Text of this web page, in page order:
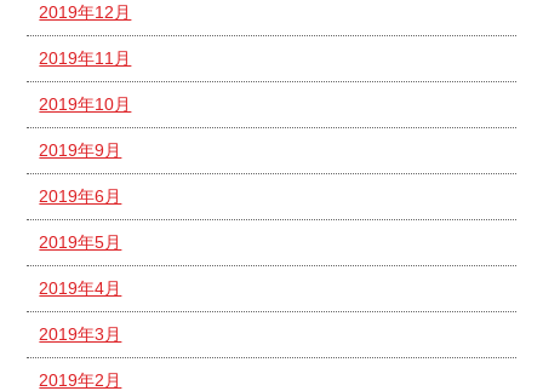
2019年12月
2019年11月
2019年10月
2019年9月
2019年6月
2019年5月
2019年4月
2019年3月
2019年2月